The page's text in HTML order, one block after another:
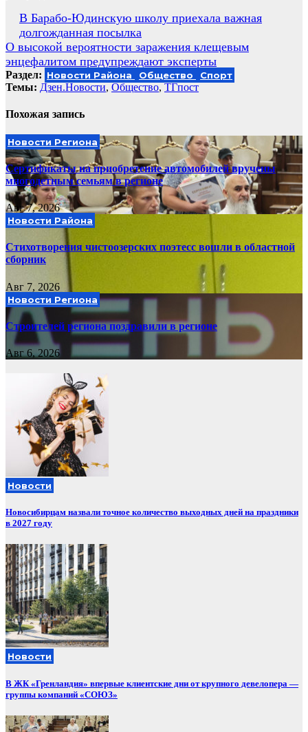
Навигация
по
записям
В Барабо-Юдинскую школу приехала важная
долгожданная посылка
О высокой вероятности заражения клещевым
энцефалитом предупреждают эксперты
Раздел: Новости Района Общество Спорт
Темы: Дзен.Новости, Общество, ТГпост
Похожая запись
Новости Региона
Сертификаты на приобретение автомобилей вручены
многодетным семьям в регионе
Авг 7, 2026
Новости Района
Стихотворения чистоозерских поэтесс вошли в областной
сборник
Авг 7, 2026
Новости Региона
Строителей региона поздравили в регионе
Авг 6, 2026
Новости
Новосибирцам назвали точное количество выходных дней на праздники
в 2027 году
Новости
В ЖК «Гренландия» впервые клиентские дни от крупного девелопера —
группы компаний «СОЮЗ»